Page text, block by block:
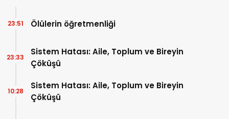
Ölülerin öğretmenliği
23:51
Sistem Hatası: Aile, Toplum ve Bireyin
Çöküşü
23:33
Sistem Hatası: Aile, Toplum ve Bireyin
Çöküşü
10:28